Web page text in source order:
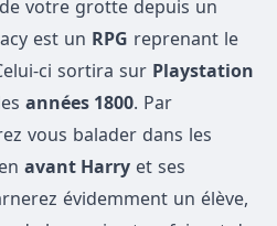
votre grotte depuis un
est un RPG reprenant le
ci sortira sur Playstation
années 1800. Par
vous balader dans les
avant Harry et ses
évidemment un élève,